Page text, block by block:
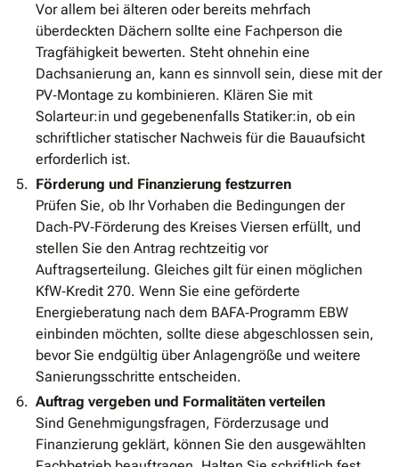
Vor allem bei älteren oder bereits mehrfach
überdeckten Dächern sollte eine Fachperson die
Tragfähigkeit bewerten. Steht ohnehin eine
Dachsanierung an, kann es sinnvoll sein, diese mit der
PV‐Montage zu kombinieren. Klären Sie mit
Solarteur:in und gegebenenfalls Statiker:in, ob ein
schriftlicher statischer Nachweis für die Bauaufsicht
erforderlich ist.
Förderung und Finanzierung festzurren
Prüfen Sie, ob Ihr Vorhaben die Bedingungen der
Dach‐PV‐Förderung des Kreises Viersen erfüllt, und
stellen Sie den Antrag rechtzeitig vor
Auftragserteilung. Gleiches gilt für einen möglichen
KfW‐Kredit 270. Wenn Sie eine geförderte
Energieberatung nach dem BAFA‐Programm EBW
einbinden möchten, sollte diese abgeschlossen sein,
bevor Sie endgültig über Anlagengröße und weitere
Sanierungsschritte entscheiden.
Auftrag vergeben und Formalitäten verteilen
Sind Genehmigungsfragen, Förderzusage und
Finanzierung geklärt, können Sie den ausgewählten